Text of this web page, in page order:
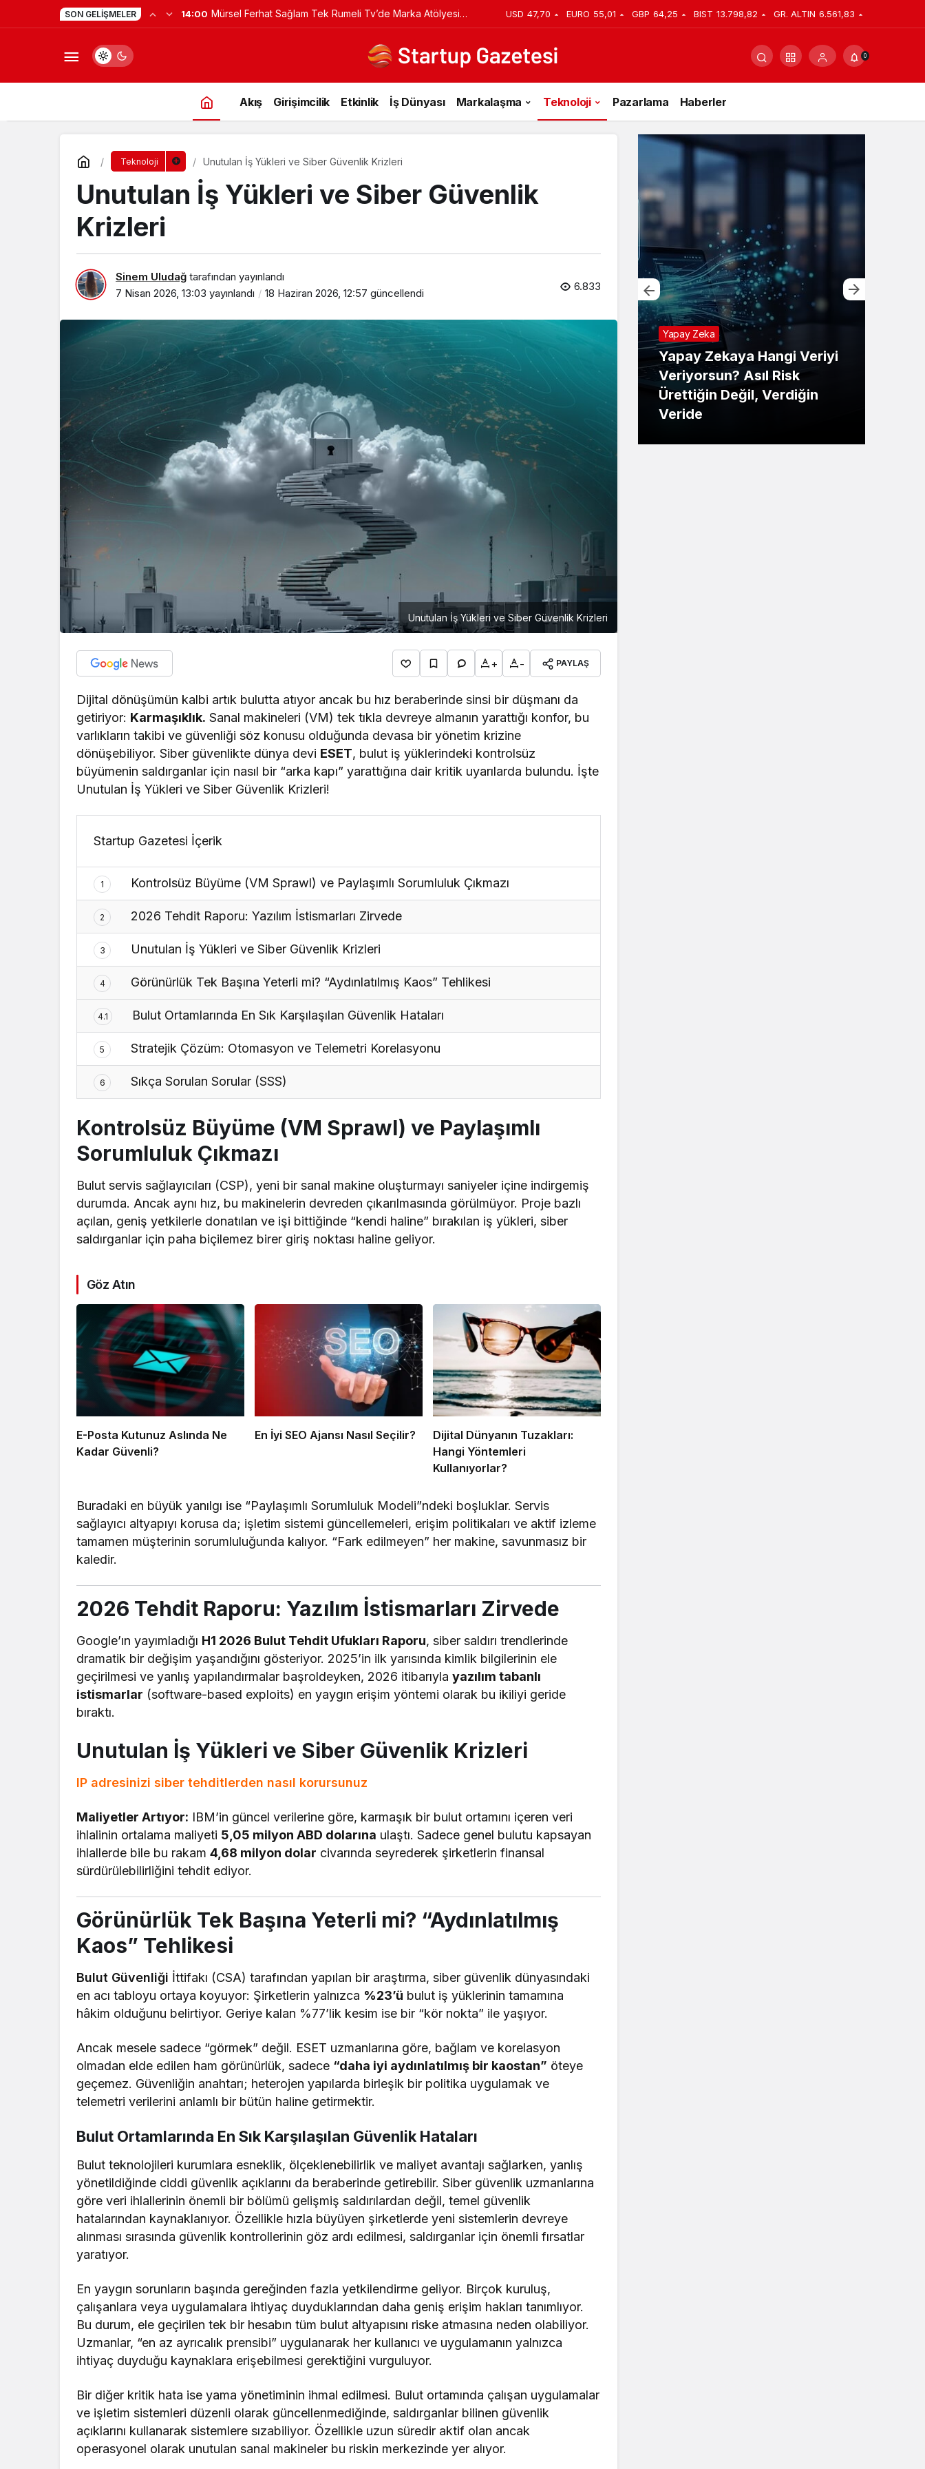
SON GELIŞMELER 14:00 Mürsel Ferhat Sağlam Tek Rumeli Tv’de Marka Atölyesi USD 47,70 EURO 55,01 GBP 64,25 BIST 13.798,82 GR. ALTIN 6.561,83
0
Akış Girişimcilik Etkinlik İş Dünyası Markalaşma Teknoloji Pazarlama Haberler
Teknoloji Unutulan İş Yükleri ve Siber Güvenlik Krizleri
Unutulan İş Yükleri ve Siber Güvenlik
Krizleri
Sinem Uludağ tarafından yayınlandı
7 Nisan 2026, 13:03 yayınlandı 18 Haziran 2026, 12:57 güncellendi 6.833
Unutulan İş Yükleri ve Siber Güvenlik Krizleri
+ - PAYLAŞ
Dijital dönüşümün kalbi artık bulutta atıyor ancak bu hız beraberinde sinsi bir düşmanı da
getiriyor: Karmaşıklık. Sanal makineleri (VM) tek tıkla devreye almanın yarattığı konfor, bu
varlıkların takibi ve güvenliği söz konusu olduğunda devasa bir yönetim krizine
dönüşebiliyor. Siber güvenlikte dünya devi ESET, bulut iş yüklerindeki kontrolsüz
büyümenin saldırganlar için nasıl bir “arka kapı” yarattığına dair kritik uyarılarda bulundu. İşte
Unutulan İş Yükleri ve Siber Güvenlik Krizleri!
Startup Gazetesi İçerik
1 Kontrolsüz Büyüme (VM Sprawl) ve Paylaşımlı Sorumluluk Çıkmazı
2 2026 Tehdit Raporu: Yazılım İstismarları Zirvede
3 Unutulan İş Yükleri ve Siber Güvenlik Krizleri
4 Görünürlük Tek Başına Yeterli mi? “Aydınlatılmış Kaos” Tehlikesi
4.1 Bulut Ortamlarında En Sık Karşılaşılan Güvenlik Hataları
5 Stratejik Çözüm: Otomasyon ve Telemetri Korelasyonu
6 Sıkça Sorulan Sorular (SSS)
Kontrolsüz Büyüme (VM Sprawl) ve Paylaşımlı
Sorumluluk Çıkmazı
Bulut servis sağlayıcıları (CSP), yeni bir sanal makine oluşturmayı saniyeler içine indirgemiş
durumda. Ancak aynı hız, bu makinelerin devreden çıkarılmasında görülmüyor. Proje bazlı
açılan, geniş yetkilerle donatılan ve işi bittiğinde “kendi haline” bırakılan iş yükleri, siber
saldırganlar için paha biçilemez birer giriş noktası haline geliyor.
Göz Atın
E-Posta Kutunuz Aslında Ne
Kadar Güvenli?
En İyi SEO Ajansı Nasıl Seçilir?
Dijital Dünyanın Tuzakları:
Hangi Yöntemleri
Kullanıyorlar?
Buradaki en büyük yanılgı ise “Paylaşımlı Sorumluluk Modeli”ndeki boşluklar. Servis
sağlayıcı altyapıyı korusa da; işletim sistemi güncellemeleri, erişim politikaları ve aktif izleme
tamamen müşterinin sorumluluğunda kalıyor. “Fark edilmeyen” her makine, savunmasız bir
kaledir.
2026 Tehdit Raporu: Yazılım İstismarları Zirvede
Google’ın yayımladığı H1 2026 Bulut Tehdit Ufukları Raporu, siber saldırı trendlerinde
dramatik bir değişim yaşandığını gösteriyor. 2025’in ilk yarısında kimlik bilgilerinin ele
geçirilmesi ve yanlış yapılandırmalar başroldeyken, 2026 itibarıylayazılım tabanlı
istismarlar (software-based exploits) en yaygın erişim yöntemi olarak bu ikiliyi geride
bıraktı.
Unutulan İş Yükleri ve Siber Güvenlik Krizleri
IP adresinizi siber tehditlerden nasıl korursunuz
Maliyetler Artıyor: IBM’in güncel verilerine göre, karmaşık bir bulut ortamını içeren veri
ihlalinin ortalama maliyeti 5,05 milyon ABD dolarına ulaştı. Sadece genel bulutu kapsayan
ihlallerde bile bu rakam4,68 milyon dolar civarında seyrederek şirketlerin finansal
sürdürülebilirliğini tehdit ediyor.
Görünürlük Tek Başına Yeterli mi? “Aydınlatılmış
Kaos” Tehlikesi
Bulut Güvenliği İttifakı (CSA) tarafından yapılan bir araştırma, siber güvenlik dünyasındaki
en acı tabloyu ortaya koyuyor: Şirketlerin yalnızca %23’ü bulut iş yüklerinin tamamına
hâkim olduğunu belirtiyor. Geriye kalan %77’lik kesim ise bir “kör nokta” ile yaşıyor.
Ancak mesele sadece “görmek” değil. ESET uzmanlarına göre, bağlam ve korelasyon
olmadan elde edilen ham görünürlük, sadece “daha iyi aydınlatılmış bir kaostan” öteye
geçemez. Güvenliğin anahtarı; heterojen yapılarda birleşik bir politika uygulamak ve
telemetri verilerini anlamlı bir bütün haline getirmektir.
Bulut Ortamlarında En Sık Karşılaşılan Güvenlik Hataları
Bulut teknolojileri kurumlara esneklik, ölçeklenebilirlik ve maliyet avantajı sağlarken, yanlış
yönetildiğinde ciddi güvenlik açıklarını da beraberinde getirebilir. Siber güvenlik uzmanlarına
göre veri ihlallerinin önemli bir bölümü gelişmiş saldırılardan değil, temel güvenlik
hatalarından kaynaklanıyor. Özellikle hızla büyüyen şirketlerde yeni sistemlerin devreye
alınması sırasında güvenlik kontrollerinin göz ardı edilmesi, saldırganlar için önemli fırsatlar
yaratıyor.
En yaygın sorunların başında gereğinden fazla yetkilendirme geliyor. Birçok kuruluş,
çalışanlara veya uygulamalara ihtiyaç duyduklarından daha geniş erişim hakları tanımlıyor.
Bu durum, ele geçirilen tek bir hesabın tüm bulut altyapısını riske atmasına neden olabiliyor.
Uzmanlar, “en az ayrıcalık prensibi” uygulanarak her kullanıcı ve uygulamanın yalnızca
ihtiyaç duyduğu kaynaklara erişebilmesi gerektiğini vurguluyor.
Bir diğer kritik hata ise yama yönetiminin ihmal edilmesi. Bulut ortamında çalışan uygulamalar
ve işletim sistemleri düzenli olarak güncellenmediğinde, saldırganlar bilinen güvenlik
açıklarını kullanarak sistemlere sızabiliyor. Özellikle uzun süredir aktif olan ancak
operasyonel olarak unutulan sanal makineler bu riskin merkezinde yer alıyor.
Girişimcilik
Mürsel Ferhat Sağlam Tek
Rumeli Tv’de Marka
Atölyesi Programına Konuk
Oldu
Yapay Zeka
Yapay Zekaya Hangi Veriyi
Veriyorsun? Asıl Risk
Ürettiğin Değil, Verdiğin
Veride